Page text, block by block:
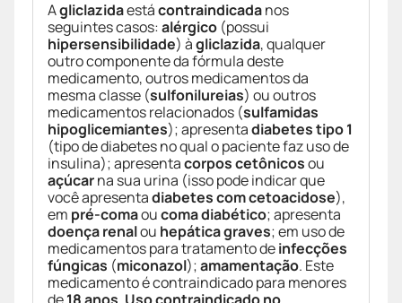
Agliclazidaestácontraindicadanos
seguintes casos:alérgico (possui
hipersensibilidade) àgliclazida, qualquer
outro componente da fórmula deste
medicamento, outros medicamentos da
mesma classe (sulfonilureias) ou outros
medicamentos relacionados (sulfamidas
hipoglicemiantes); apresentadiabetes tipo 1
(tipo de diabetes no qual o paciente faz uso de
insulina); apresentacorpos cetônicosou
açúcarna sua urina (isso pode indicar que
você apresentadiabetes com cetoacidose),
em pré-comaoucoma diabético; apresenta
doença renalou hepática graves; em uso de
medicamentos para tratamento deinfecções
fúngicas (miconazol);amamentação. Este
medicamento é contraindicado para menores